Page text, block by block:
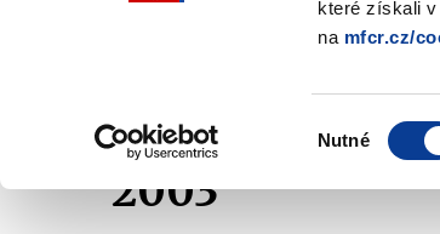
které získali
na mfcr.cz/
Nutné
submenu
2003